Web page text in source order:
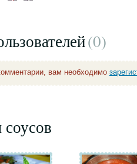
(0)
вам необходимо